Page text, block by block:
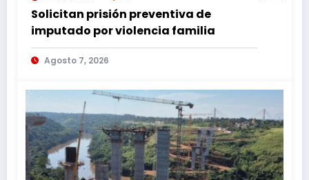
Solicitan prisión preventiva de
imputado por violencia familia
Agosto 7, 2026